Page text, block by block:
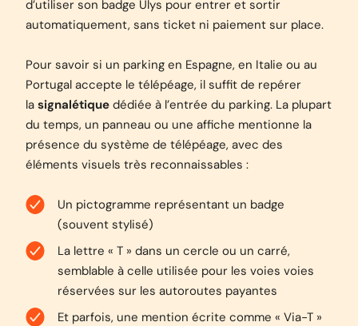
d’utiliser son badge Ulys pour entrer et sortir
automatiquement, sans ticket ni paiement sur place.
Pour savoir si un parking en Espagne, en Italie ou au
Portugal accepte le télépéage, il suffit de repérer
la signalétique dédiée à l’entrée du parking. La plupart
du temps, un panneau ou une affiche mentionne la
présence du système de télépéage, avec des
éléments visuels très reconnaissables :
Un pictogramme représentant un badge
(souvent stylisé)
La lettre « T » dans un cercle ou un carré,
semblable à celle utilisée pour les voies voies
réservées sur les autoroutes payantes
Et parfois, une mention écrite comme « Via-T »